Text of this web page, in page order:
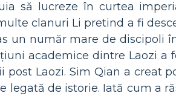
să lucreze în curtea
clanuri Li pretind a fi
un număr mare de discipoli
academice dintre Laozi a
Laozi. Sim Qian a creat
legată de istorie. Iată cum a